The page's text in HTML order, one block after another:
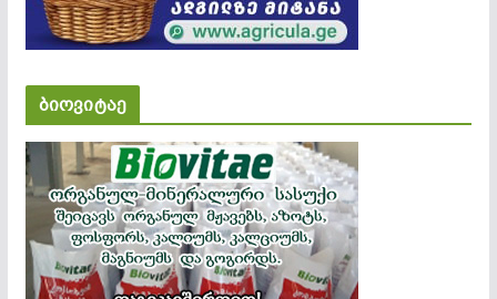
ბიოვიტაე